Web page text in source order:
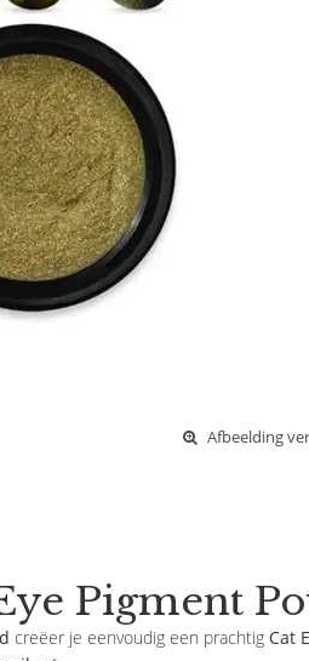
Afbeelding
Pigment
creëer je eenvoudig een prachtig Cat